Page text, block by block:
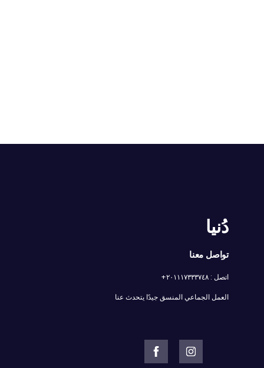
دُنيا
تواصل معنا
اتصل : ٢٠١١١٧٣٣٣٧٤٨+
العمل الجماعي المنسق جيدًا يتحدث عنا